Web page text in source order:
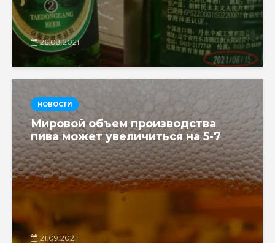
26.08.2021
НОВОСТИ
Мировой объем производства
пива может увеличиться на 5-7
21.09.2021